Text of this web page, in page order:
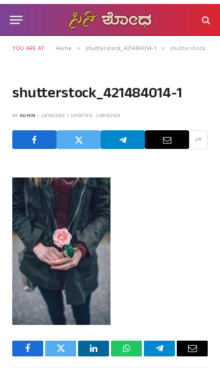
YOU ARE AT: Home » shutterstock_421484014-1 » shutterstock_421484014-1
shutterstock_421484014-1
BY ADMIN 24/05/2023 UPDATED: 24/05/2023
FacebookTwitter LinkedInWhatsAppTelegramEmail